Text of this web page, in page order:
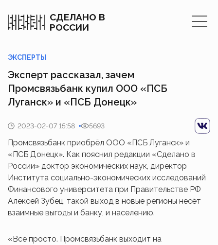
СДЕЛАНО В
РОССИИ
ЭКСПЕРТЫ
Эксперт рассказал, зачем
Промсвязьбанк купил ООО «ПСБ
Луганск» и «ПСБ Донецк»
2023-02-07 15:58 5693
Промсвязьбанк приобрёл ООО «ПСБ Луганск» и
«ПСБ Донецк». Как пояснил редакции «Сделано в
России» доктор экономических наук, директор
Института социально-экономических исследований
Финансового университета при Правительстве РФ
Алексей Зубец, такой выход в новые регионы несёт
взаимные выгоды и банку, и населению.
«Все просто. Промсвязьбанк выходит на